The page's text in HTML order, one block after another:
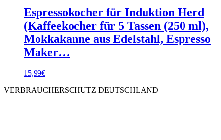
Espressokocher für Induktion Herd
(Kaffeekocher für 5 Tassen (250 ml),
Mokkakanne aus Edelstahl, Espresso
Maker…
15,99€
VERBRAUCHERSCHUTZ DEUTSCHLAND